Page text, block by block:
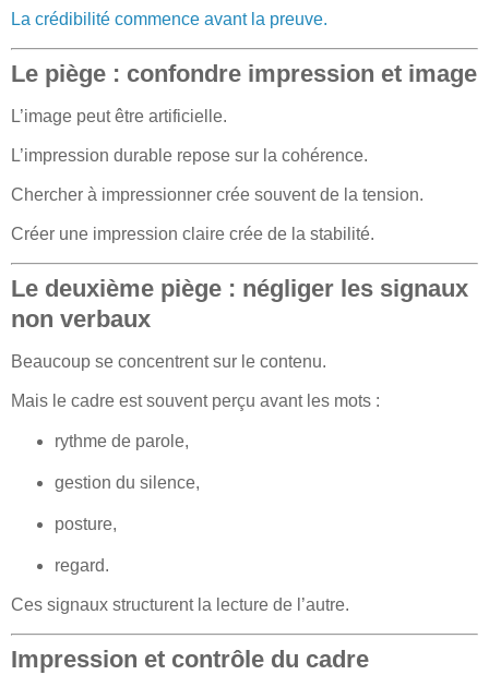
La crédibilité commence avant la preuve.
Le piège : confondre impression et image
L’image peut être artificielle.
L’impression durable repose sur la cohérence.
Chercher à impressionner crée souvent de la tension.
Créer une impression claire crée de la stabilité.
Le deuxième piège : négliger les signaux
non verbaux
Beaucoup se concentrent sur le contenu.
Mais le cadre est souvent perçu avant les mots :
rythme de parole,
gestion du silence,
posture,
regard.
Ces signaux structurent la lecture de l’autre.
Impression et contrôle du cadre